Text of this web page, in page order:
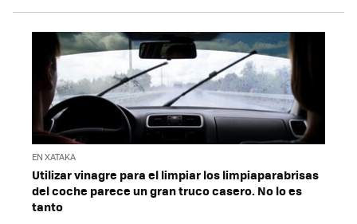
EN XATAKA
Utilizar vinagre para el limpiar los limpiaparabrisas
del coche parece un gran truco casero. No lo es
tanto